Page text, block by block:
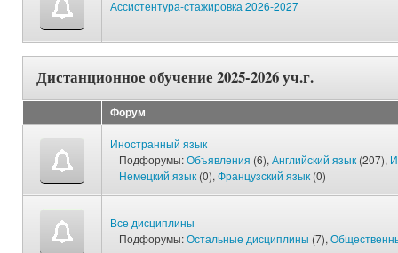
Ассистентура-стажировка 2026-2027
Дистанционное обучение 2025-2026 уч.г.
Форум
Иностранный язык
Подфорумы:Объявления (6), Английский язык (207),
Немецкий язык (0), Французский язык (0)
Все дисциплины
Подфорумы:Остальные дисциплины (7),